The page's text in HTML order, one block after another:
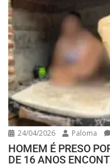
24/04/2026 Paloma
HOMEM É PRESO
DE 16 ANOS